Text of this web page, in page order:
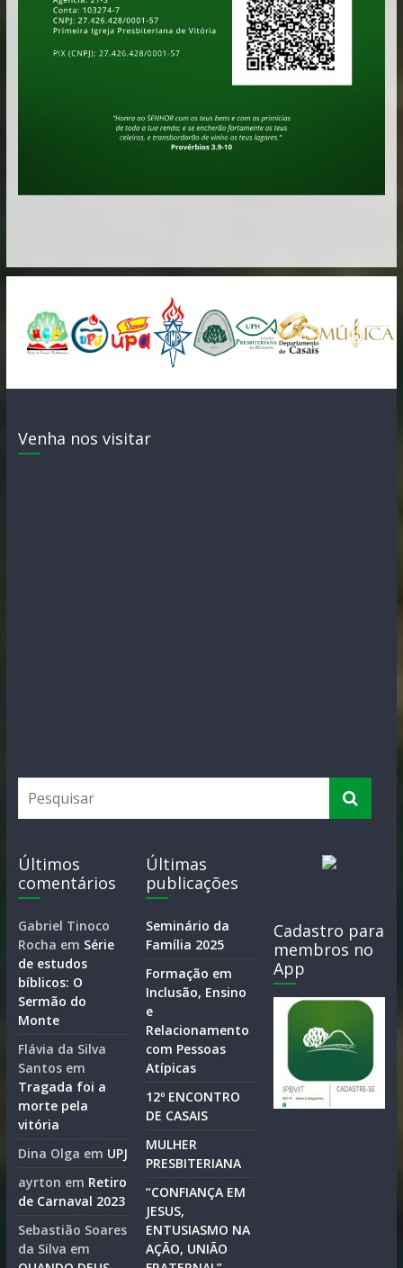
Venha nos visitar
Últimos
comentários
Gabriel Tinoco
Rocha em Série
de estudos
bíblicos: O
Sermão do
Monte
Flávia da Silva
Santosem
Tragada foi a
morte pela
vitória
Dina Olga em UPJ
ayrton em Retiro
de Carnaval 2023
Sebastião Soares
da Silva em
Últimas
publicações
Seminário da
Família 2025
Formação em
Inclusão, Ensino
e
Relacionamento
com Pessoas
Atípicas
12º ENCONTRO
DE CASAIS
MULHER
PRESBITERIANA
“CONFIANÇA EM
JESUS,
ENTUSIASMO NA
AÇÃO, UNIÃO
Cadastro para
membros no
App